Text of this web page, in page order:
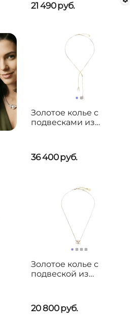
21 490руб.
Золотое колье с
подвесками из
36 400руб.
Золотое колье с
подвеской из
Yo
20 800руб.